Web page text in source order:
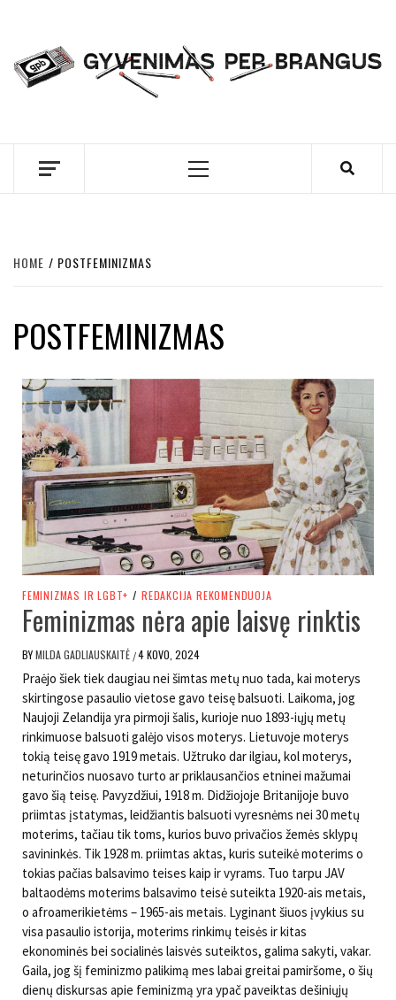
content
BRANGUS
Menu
HOME POSTFEMINIZMAS
POSTFEMINIZMAS
FEMINIZMAS IR LGBT+ / REDAKCIJA REKOMENDUOJA
Feminizmas nėra apie laisvę rinktis
BYMILDA GADLIAUSKAITĖ /4 KOVO, 2024
Praėjo šiek tiek daugiau nei šimtas metų nuo tada, kai moterys
skirtingose pasaulio vietose gavo teisę balsuoti. Laikoma, jog
Naujoji Zelandija yra pirmoji šalis, kurioje nuo 1893-iųjų metų
rinkimuose balsuoti galėjo visos moterys. Lietuvoje moterys
tokią teisę gavo 1919 metais. Užtruko dar ilgiau, kol moterys,
neturinčios nuosavo turto ar priklausančios etninei mažumai
gavo šią teisę. Pavyzdžiui, 1918 m. Didžiojoje Britanijoje buvo
priimtas įstatymas, leidžiantis balsuoti vyresnėms nei 30 metų
moterims, tačiau tik toms, kurios buvo privačios žemės sklypų
savininkės. Tik 1928 m. priimtas aktas, kuris suteikė moterims o
tokias pačias balsavimo teises kaip ir vyrams. Tuo tarpu JAV
baltaodėms moterims balsavimo teisė suteikta 1920-ais metais,
o afroamerikietėms – 1965-ais metais. Lyginant šiuos įvykius su
visa pasaulio istorija, moterims rinkimų teisės ir kitas
ekonominės bei socialinės laisvės suteiktos, galima sakyti, vakar.
Gaila, jog šį feminizmo palikimą mes labai greitai pamiršome, o šių
dienų diskursas apie feminizmą yra ypač paveiktas dešiniųjų